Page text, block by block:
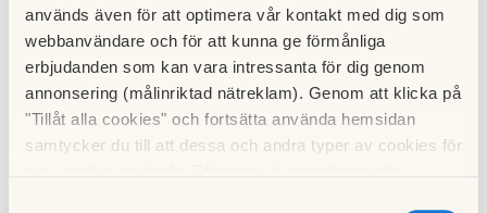
används även för att optimera vår kontakt med dig som
webbanvändare och för att kunna ge förmånliga
erbjudanden som kan vara intressanta för dig genom
annonsering (målinriktad nätreklam). Genom att klicka på
"Tillåt alla cookies" och fortsätta använda hemsidan
samtycker du till att dessa och andra typer av cookies för
aktiviteter. Det går bra att vara anonym.
HSB brf Sting
Ort:Charlottesborg i Kristianstad.
Byggår:1977.
Antal bostäder:
311 lägenheter fördelade på två